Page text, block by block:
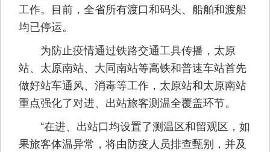
工作。目前，全省所有渡口和码头、船舶和渡船
均已停运。
为防止疫情通过铁路交通工具传播，太原
站、太原南站、大同南站等高铁和普速车站首先
做好站车通风、消毒等工作，太原站和太原南站
重点强化了对进、出站旅客测温全覆盖环节。
“在进、出站口均设置了测温区和留观区，如
果旅客体温异常，将由防疫人员排查甄别，并及